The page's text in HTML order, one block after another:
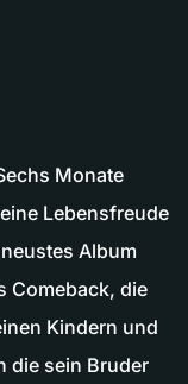
Monate
Lebensfreude
Album
Comeback, die
Kindern und
die sein Bruder